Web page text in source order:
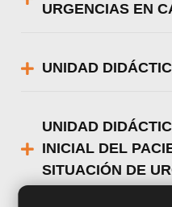
URGENCIAS EN
UNIDAD
UNIDAD
INICIAL DEL
SITUACIÓN DE